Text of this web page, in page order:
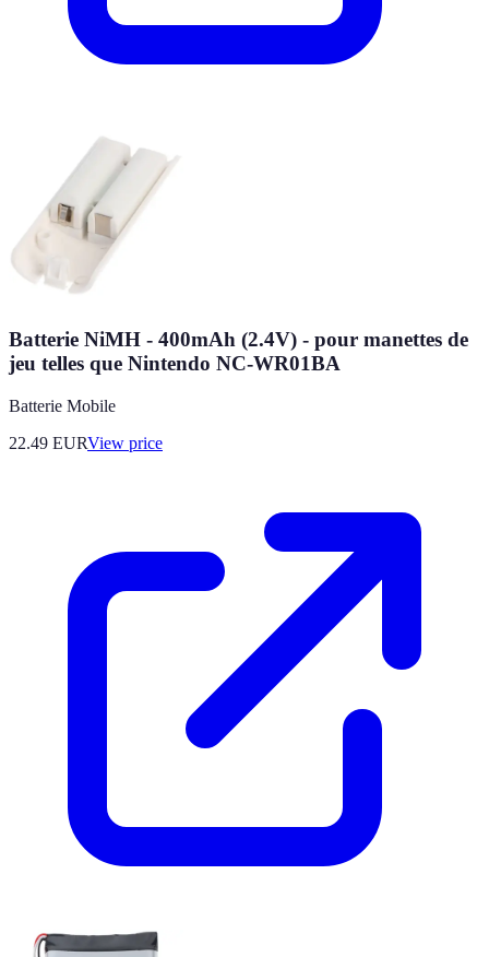
Batterie NiMH - 400mAh (2.4V) - pour manettes de
jeu telles que Nintendo NC-WR01BA
Batterie Mobile
22.49 EURView price